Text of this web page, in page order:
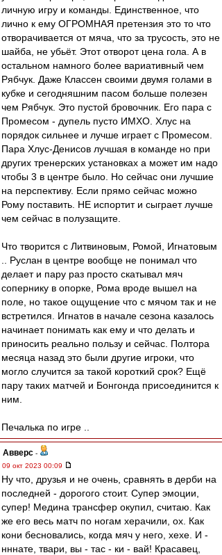
личную игру и команды. Единственное, что
лично к ему ОГРОМНАЯ претензия это то что
отворачивается от мяча, что за трусость, это не
шайба, не убьёт. Этот отворот цена гола. А в
остальном намного более вариативный чем
Рябчук. Даже Классен своими двумя голами в
кубке и сегодняшним пасом больше полезен
чем Рябчук. Это пустой бровочник. Его пара с
Промесом - дупель пусто ИМХО. Хлус на
порядок сильнее и лучше играет с Промесом.
Пара Хлус-Денисов лучшая в команде но при
других тренерских установках а может им надо
чтобы 3 в центре было. Но сейчас они лучшие
на перспективу. Если прямо сейчас можно
Рому поставить. НЕ испортит и сыграет лучше
чем сейчас в полузащите.
Что творится с Литвиновым, Ромой, Игнатовым
.. Руслан в центре вообще не понимал что
делает и пару раз просто скатывал мяч
сопернику в опорке, Рома вроде вышел на
поле, но такое ощущение что с мячом так и не
встретился. Игнатов в начале сезона казалось
начинает понимать как ему и что делать и
приносить реально пользу и сейчас. Полтора
месяца назад это были другие игроки, что
могло случится за такой короткий срок? Ещё
пару таких матчей и Бонгонда присоединится к
ним.
Печалька по игре ..
Авверс -
09 окт 2023 00:09
Ну что, друзья и не очень, сравнять в дерби на
последней - дорогого стоит. Супер эмоции,
супер! Медина трансфер окупил, считаю. Как
же его весь матч по ногам херачили, ох. Как
кони бесновались, когда мяч у него, хехе. И -
нннате, твари, вы - тас - ки - вай! Красавец,